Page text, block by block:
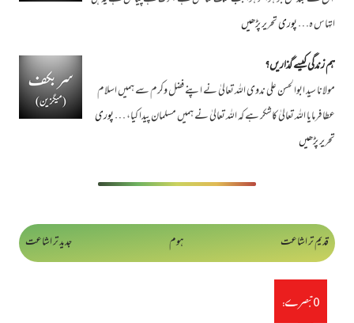
اتہاس ہ…پوری تحریر پڑھیں
ہم زندگی کیسے گذاریں؟
مولانا سید ابوالحسن علی ندوی اللہ تعالیٰ نے اپنے فضل وکرم سے ہمیں اسلام
عطا فرمایا اللہ تعالیٰ کاشکر ہے کہ اللہ تعالیٰ نے ہمیں مسلمان پیدا کیا، …پوری
تحریر پڑھیں
جدید تر اشاعت قدیم تر اشاعت ہوم
0 تبصرے: